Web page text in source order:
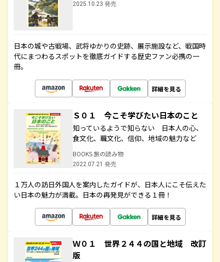
2025.10.23 発売
日本の城や古戦場、武将ゆかりの史跡、展示施設など、戦国時
代にまつわるスポットを徹底ガイドする歴史ファン必携の一
冊。
詳細を見る
Ｓ０１ 今こそ学びたい日本のこと
知っているようで知らない 日本人の心、
食文化、職文化、信仰、地域の魅力など
BOOKS 旅の読み物
2022.07.21 発売
１万人の訪日外国人を案内したガイドが、日本人にこそ伝えた
い日本の魅力が満載。日本の再発見ができる１冊！
詳細を見る
Ｗ０１ 世界２４４の国と地域 改訂
版